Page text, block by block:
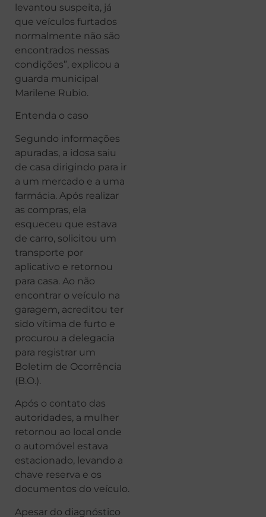
levantou suspeita, já
que veículos furtados
normalmente não são
encontrados nessas
condições”, explicou a
guarda municipal
Marilene Rubio.
Entenda o caso
Segundo informações
apuradas, a idosa saiu
de casa dirigindo para ir
a um mercado e a uma
farmácia. Após realizar
as compras, ela
esqueceu que estava
de carro, solicitou um
transporte por
aplicativo e retornou
para casa. Ao não
encontrar o veículo na
garagem, acreditou ter
sido vítima de furto e
procurou a delegacia
para registrar um
Boletim de Ocorrência
(B.O.).
Após o contato das
autoridades, a mulher
retornou ao local onde
o automóvel estava
estacionado, levando a
chave reserva e os
documentos do veículo.
Apesar do diagnóstico